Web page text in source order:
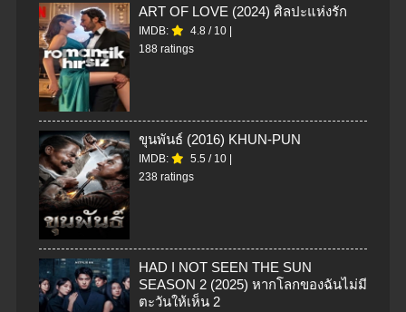
ART OF LOVE (2024) ศิลปะแห่งรัก
IMDB: 4.8 / 10
188 ratings
ขุนพันธ์ (2016) KHUN-PUN
IMDB: 5.5 / 10
238 ratings
HAD I NOT SEEN THE SUN
SEASON 2 (2025) หากโลกของฉันไม่มี
ตะวันให้เห็น 2